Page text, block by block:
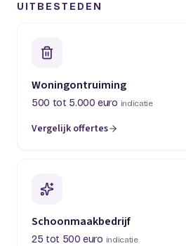
UITBESTEDEN
Woningontruiming
500 tot 5.000 euro indicatie
Vergelijk offertes
(opent in een nieuw tabblad)
Schoonmaakbedrijf
25 tot 500 euro indicatie